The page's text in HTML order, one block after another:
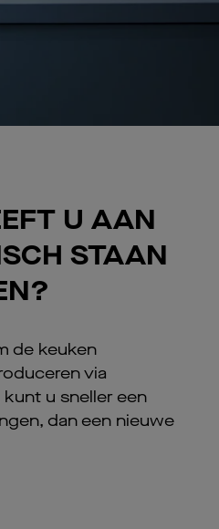
U AAN
STAAN
de keuken
via
u sneller een
dan een nieuwe